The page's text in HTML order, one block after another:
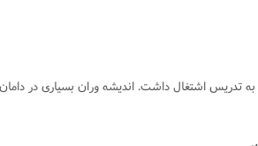
تدریس اشتغال داشت. اندیشه وران بسیارى در دامان